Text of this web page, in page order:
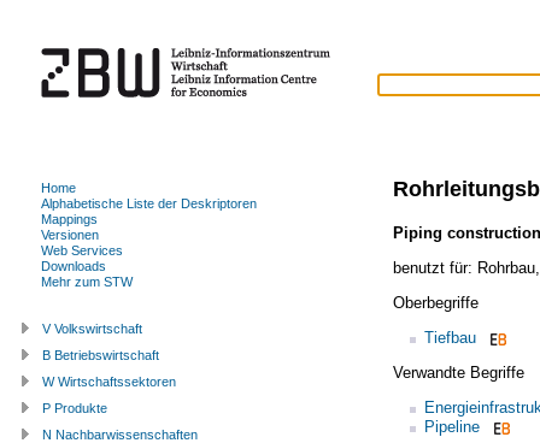
Piping construction
benutzt für: Rohrbau
Oberbegriffe
Tiefbau
Verwandte Begriffe
Pipeline
Home
Alphabetische Liste der Deskriptoren
Mappings
Versionen
Web Services
Downloads
Mehr zum STW
V Volkswirtschaft
B Betriebswirtschaft
W Wirtschaftssektoren
P Produkte
N Nachbarwissenschaften